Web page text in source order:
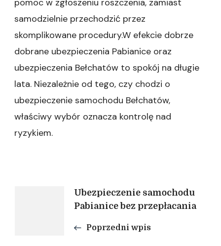
pomoc w zgłoszeniu roszczenia, zamiast
samodzielnie przechodzić przez
skomplikowane procedury.W efekcie dobrze
dobrane ubezpieczenia Pabianice oraz
ubezpieczenia Bełchatów to spokój na długie
lata. Niezależnie od tego, czy chodzi o
ubezpieczenie samochodu Bełchatów,
właściwy wybór oznacza kontrolę nad
ryzykiem.
Nawigacja
wpisu
Ubezpieczenie samochodu
Pabianice bez przepłacania
Poprzedni wpis